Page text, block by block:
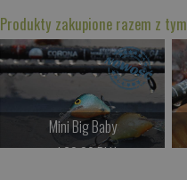
Produkty zakupione razem z tym
Mini Big Baby
od 69.00 PLN